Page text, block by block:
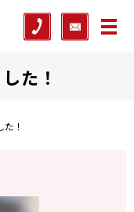
メ
た！
！